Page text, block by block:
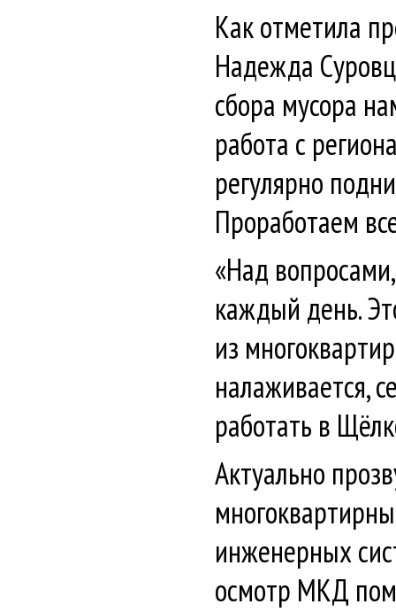
Как отметила
Надежда
сбора мусора
работа с
регулярно
Проработаем
«Над
каждый день.
из
налаживается,
работать в
Актуально
инженерных
осмотр МКД